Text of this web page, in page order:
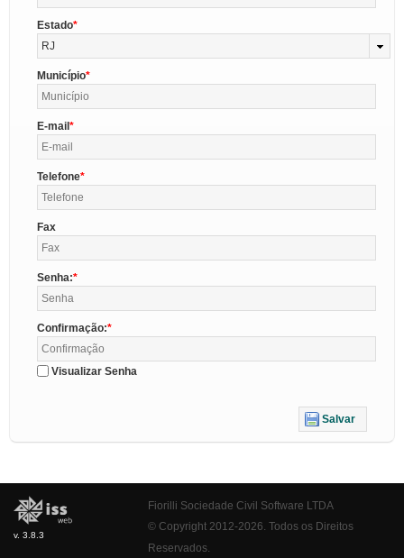
Estado
RJ
Município
E-mail
Telefone
Fax
Senha:
Confirmação:
Visualizar Senha
Salvar
v. 3.8.3
Fiorilli Sociedade Civil Software LTDA
© Copyright 2012-2026. Todos os Direitos
Reservados.